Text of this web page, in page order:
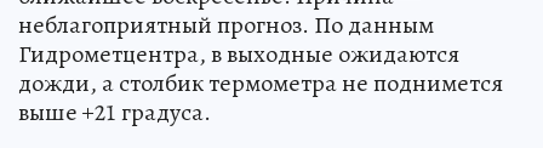
неблагоприятный прогноз. По данным
Гидрометцентра, в выходные ожидаются
дожди, а столбик термометра не поднимется
выше +21 градуса.